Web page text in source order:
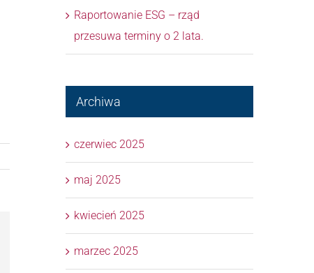
Raportowanie ESG – rząd
przesuwa terminy o 2 lata.
Archiwa
czerwiec 2025
maj 2025
kwiecień 2025
marzec 2025